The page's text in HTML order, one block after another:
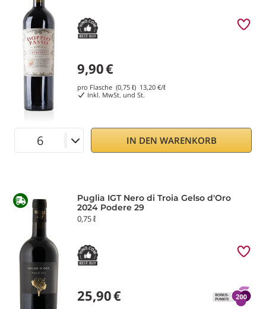
9,90€
pro Flasche (0,75 ℓ) 13,20 €/ℓ
Inkl. MwSt. und St.
IN DEN WARENKORB
Puglia IGT Nero di Troia Gelso d'Oro
2024 Podere 29
0,75 ℓ
25,90€